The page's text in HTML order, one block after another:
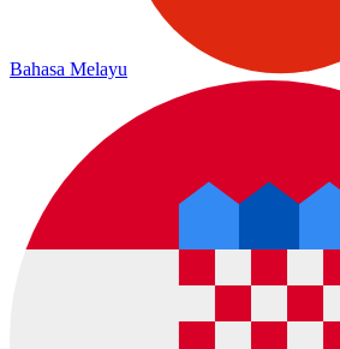
Bahasa Melayu